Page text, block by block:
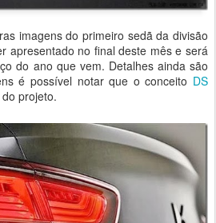
imagens do primeiro sedã da divisão
apresentado no final deste mês e será
do ano que vem. Detalhes ainda são
é possível notar que o conceito DS
projeto.